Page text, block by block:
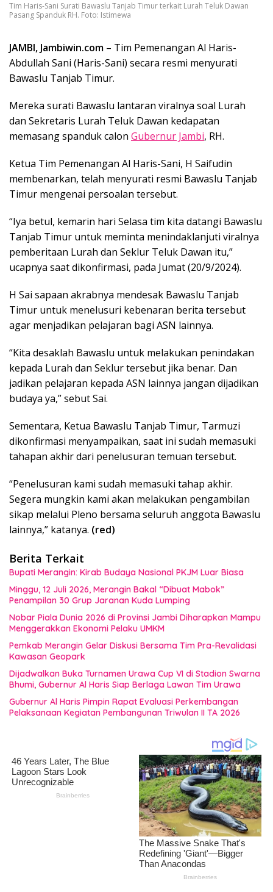
Tim Haris-Sani Surati Bawaslu Tanjab Timur terkait Lurah Teluk Dawan
Pasang Spanduk RH. Foto: Istimewa
JAMBI, Jambiwin.com – Tim Pemenangan Al Haris-
Abdullah Sani (Haris-Sani) secara resmi menyurati
Bawaslu Tanjab Timur.
Mereka surati Bawaslu lantaran viralnya soal Lurah
dan Sekretaris Lurah Teluk Dawan kedapatan
memasang spanduk calon Gubernur Jambi, RH.
Ketua Tim Pemenangan Al Haris-Sani, H Saifudin
membenarkan, telah menyurati resmi Bawaslu Tanjab
Timur mengenai persoalan tersebut.
“Iya betul, kemarin hari Selasa tim kita datangi Bawaslu
Tanjab Timur untuk meminta menindaklanjuti viralnya
pemberitaan Lurah dan Seklur Teluk Dawan itu,”
ucapnya saat dikonfirmasi, pada Jumat (20/9/2024).
H Sai sapaan akrabnya mendesak Bawaslu Tanjab
Timur untuk menelusuri kebenaran berita tersebut
agar menjadikan pelajaran bagi ASN lainnya.
“Kita desaklah Bawaslu untuk melakukan penindakan
kepada Lurah dan Seklur tersebut jika benar. Dan
jadikan pelajaran kepada ASN lainnya jangan dijadikan
budaya ya,” sebut Sai.
Sementara, Ketua Bawaslu Tanjab Timur, Tarmuzi
dikonfirmasi menyampaikan, saat ini sudah memasuki
tahapan akhir dari penelusuran temuan tersebut.
“Penelusuran kami sudah memasuki tahap akhir.
Segera mungkin kami akan melakukan pengambilan
sikap melalui Pleno bersama seluruh anggota Bawaslu
lainnya,” katanya. (red)
Berita Terkait
Bupati Merangin: Kirab Budaya Nasional PKJM Luar Biasa
Minggu, 12 Juli 2026, Merangin Bakal “Dibuat Mabok”
Penampilan 30 Grup Jaranan Kuda Lumping
Nobar Piala Dunia 2026 di Provinsi Jambi Diharapkan Mampu
Menggerakkan Ekonomi Pelaku UMKM
Pemkab Merangin Gelar Diskusi Bersama Tim Pra-Revalidasi
Kawasan Geopark
Dijadwalkan Buka Turnamen Urawa Cup VI di Stadion Swarna
Bhumi, Gubernur Al Haris Siap Berlaga Lawan Tim Urawa
Gubernur Al Haris Pimpin Rapat Evaluasi Perkembangan
Pelaksanaan Kegiatan Pembangunan Triwulan II TA 2026